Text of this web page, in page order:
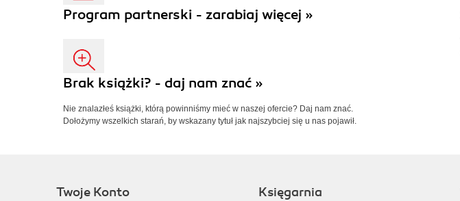
Program partnerski - zarabiaj więcej »
Brak książki? - daj nam znać »
Nie znalazłeś książki, którą powinniśmy mieć w naszej ofercie? Daj nam znać.
Dołożymy wszelkich starań, by wskazany tytuł jak najszybciej się u nas pojawił.
Twoje Konto Księgarnia